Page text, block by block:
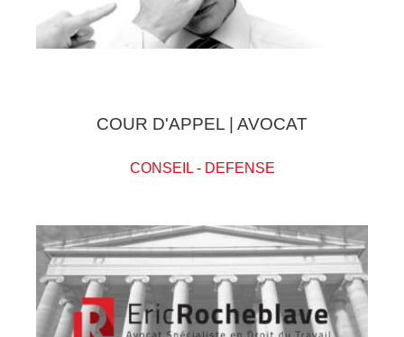
COUR D'APPEL | AVOCAT
CONSEIL- DEFENSE